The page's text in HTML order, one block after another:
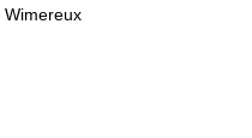
Wimereux